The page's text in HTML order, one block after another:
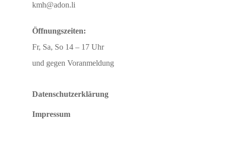
kmh@adon.li
Öffnungszeiten:
Fr, Sa, So 14 – 17 Uhr
und gegen Voranmeldung
Datenschutzerklärung
Impressum